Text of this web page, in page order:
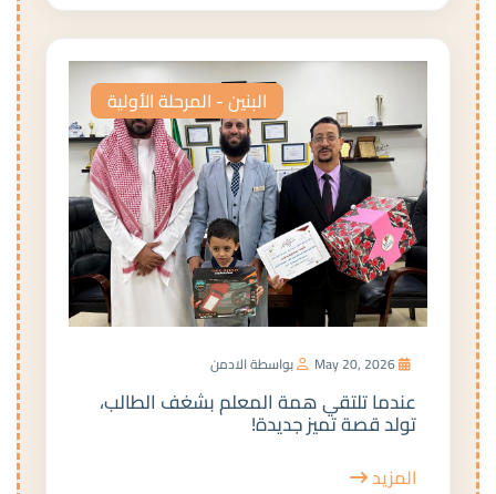
البنين - المرحلة الأولية
بواسطة الادمن
عندما تلتقي همة المعلم بشغف الطالب،
تولد قصة تميز جديدة!
المزيد